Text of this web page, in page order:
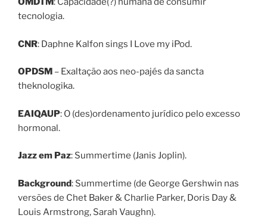
tecnologia.
CNR: Daphne Kalfon sings I Love my iPod.
OPDSM – Exaltação aos neo-pajés da sancta
theknologika.
EAIQAUP: O (des)ordenamento jurídico pelo excesso
hormonal.
Jazz em Paz: Summertime (Janis Joplin).
Background: Summertime (de George Gershwin nas
versões de Chet Baker & Charlie Parker, Doris Day &
Louis Armstrong, Sarah Vaughn).